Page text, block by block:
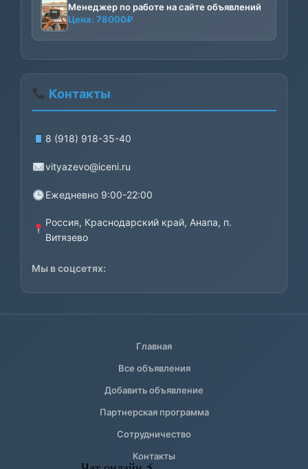
Менеджер по работе на сайте объявлений
Цена: 78000₽
Контакты
8 (918) 918-35-40
vityazevo@iceni.ru
Ежедневно 9:00-22:00
Россия, Краснодарский край, Анапа, п.
Витязево
Мы в соцсетях:
Главная
Все объявления
Добавить объявление
Партнерская программа
Сотрудничество
Контакты